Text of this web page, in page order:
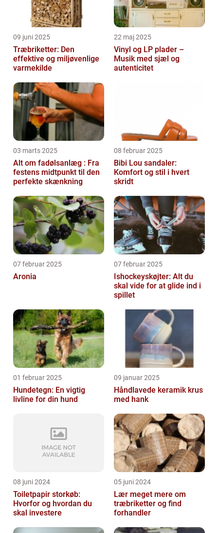
09 juni 2025
Træbriketter: Den
effektive og miljøvenlige
varmekilde
22 maj 2025
Vinyl og LP plader –
Musik med sjæl og
autenticitet
03 marts 2025
Alt om fadølsanlæg : Fra
festens midtpunkt til den
perfekte skænkning
08 februar 2025
Bibi Lou sandaler:
Komfort og stil i hvert
skridt
07 februar 2025
Aronia
07 februar 2025
Ishockeyskøjter: Alt du
skal vide for at glide ind i
spillet
01 februar 2025
Hundetegn: En vigtig
livline for din hund
09 januar 2025
Håndlavede keramik krus
med hank
08 juni 2024
Toiletpapir storkøb:
Hvorfor og hvordan du
skal investere
05 juni 2024
Lær meget mere om
træbriketter og find
forhandler